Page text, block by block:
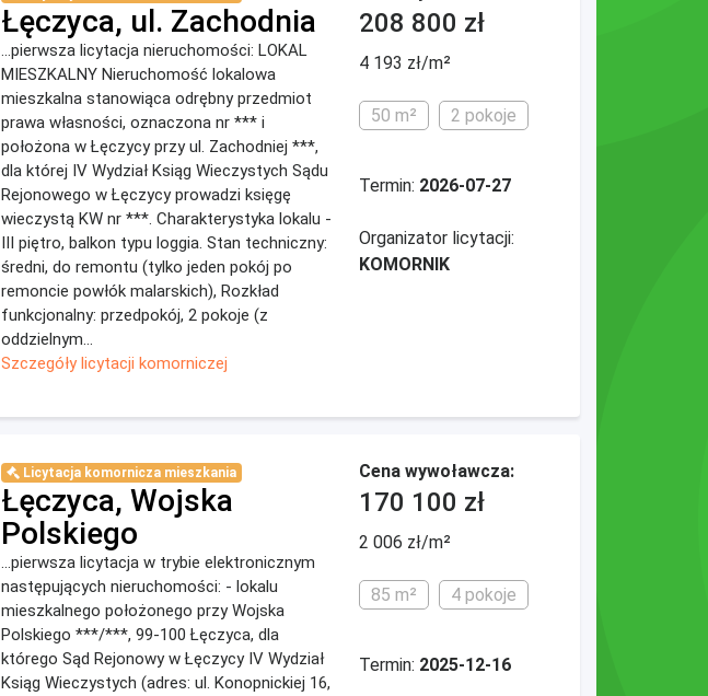
Łęczyca, ul. Zachodnia
...pierwsza licytacja nieruchomości: LOKAL
MIESZKALNY Nieruchomość lokalowa
mieszkalna stanowiąca odrębny przedmiot
prawa własności, oznaczona nr *** i
położona w Łęczycy przy ul. Zachodniej ***,
dla której IV Wydział Ksiąg Wieczystych Sądu
Rejonowego w Łęczycy prowadzi księgę
wieczystą KW nr ***. Charakterystyka lokalu -
III piętro, balkon typu loggia. Stan techniczny:
średni, do remontu (tylko jeden pokój po
remoncie powłók malarskich), Rozkład
funkcjonalny: przedpokój, 2 pokoje (z
oddzielnym...
Szczegóły licytacji komorniczej
208 800 zł
4 193 zł/m²
50 m² 2 pokoje
Termin: 2026-07-27
Organizator licytacji:
KOMORNIK
Licytacja komornicza mieszkania
Łęczyca, Wojska
Polskiego
...pierwsza licytacja w trybie elektronicznym
następujących nieruchomości: - lokalu
mieszkalnego położonego przy Wojska
Polskiego ***/***, 99-100 Łęczyca, dla
którego Sąd Rejonowy w Łęczycy IV Wydział
Ksiąg Wieczystych (adres: ul. Konopnickiej 16,
Cena wywoławcza:
170 100 zł
2 006 zł/m²
85 m² 4 pokoje
Termin: 2025-12-16